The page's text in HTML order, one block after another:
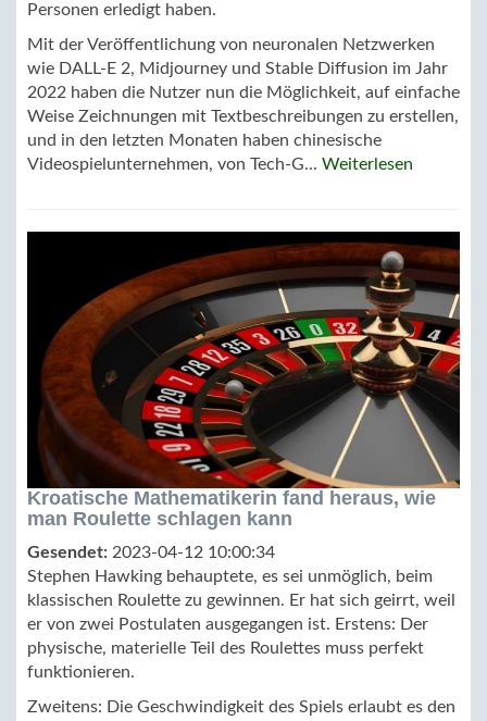
Personen erledigt haben.
Mit der Veröffentlichung von neuronalen Netzwerken
wie DALL-E 2, Midjourney und Stable Diffusion im Jahr
2022 haben die Nutzer nun die Möglichkeit, auf einfache
Weise Zeichnungen mit Textbeschreibungen zu erstellen,
und in den letzten Monaten haben chinesische
Videospielunternehmen, von Tech-G... Weiterlesen
Kroatische Mathematikerin fand heraus, wie
man Roulette schlagen kann
Gesendet: 2023-04-12 10:00:34
Stephen Hawking behauptete, es sei unmöglich, beim
klassischen Roulette zu gewinnen. Er hat sich geirrt, weil
er von zwei Postulaten ausgegangen ist. Erstens: Der
physische, materielle Teil des Roulettes muss perfekt
funktionieren.
Zweitens: Die Geschwindigkeit des Spiels erlaubt es den